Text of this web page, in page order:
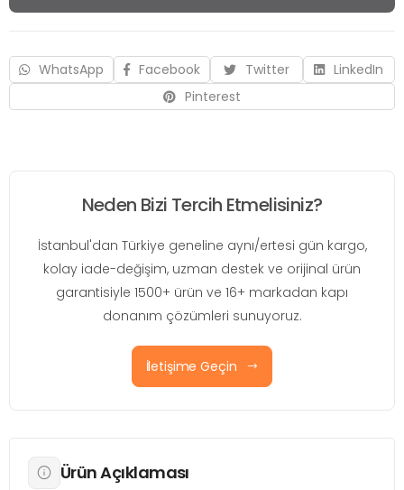
WhatsApp Facebook Twitter
LinkedIn
Pinterest
Neden Bizi Tercih Etmelisiniz?
İstanbul'dan Türkiye geneline aynı/ertesi gün kargo,
kolay iade-değişim, uzman destek ve orijinal ürün
garantisiyle 1500+ ürün ve 16+ markadan kapı
donanım çözümleri sunuyoruz.
İletişime Geçin
Ürün Açıklaması